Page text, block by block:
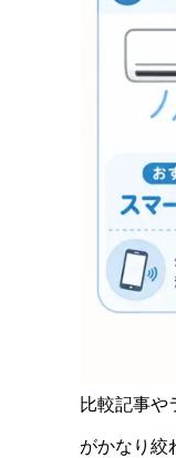
比較記事や
がかなり絞